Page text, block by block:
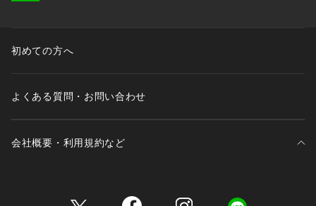
初めての方へ
よくある質問・お問い合わせ
会社概要・利用規約など